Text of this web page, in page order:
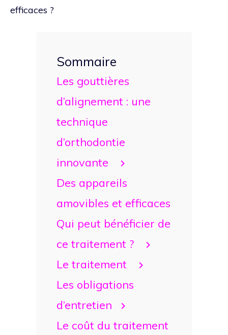
efficaces ?
Sommaire
Les gouttières
d’alignement : une
technique
d’orthodontie
innovante
Des appareils
amovibles et efficaces
Qui peut bénéficier de
ce traitement ?
Le traitement
Les obligations
d’entretien
Le coût du traitement